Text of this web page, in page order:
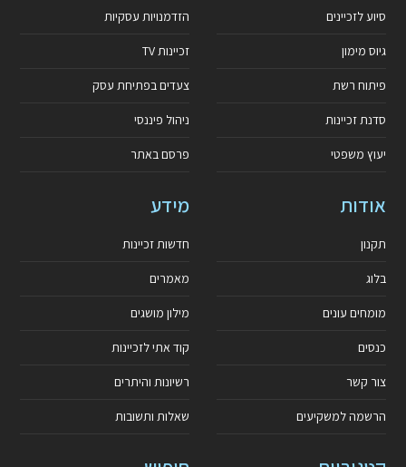
סיוע לזכיינים
גיוס מימון
פיתוח רשת
סדנת זכיינות
יעוץ משפטי
הזדמנויות עסקיות
זכיינות TV
צעדים בפתיחת עסק
ניהול פיננסי
פרסם באתר
אודות
תקנון
בלוג
מומחים עונים
כנסים
צור קשר
הרשמה למשקיעים
מידע
חדשות זכיינות
מאמרים
מילון מושגים
קוד אתי לזכיינות
רשיונות והיתרים
שאלות ותשובות